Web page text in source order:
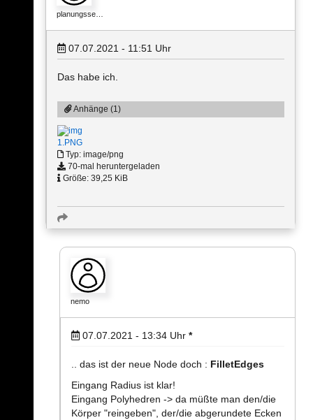
planungsse…
07.07.2021 - 11:51 Uhr
Das habe ich.
Anhänge (1)
1.PNG
Typ: image/png
70-mal heruntergeladen
Größe: 39,25 KiB
nemo
07.07.2021 - 13:34 Uhr *
.. das ist der neue Node doch : FilletEdges
Eingang Radius ist klar!
Eingang Polyhedren -> da müßte man den/die
Körper "reingeben", der/die abgerundete Ecken